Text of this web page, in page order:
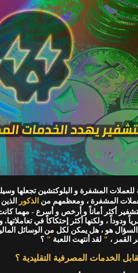
للعملات المشفرة و البلوكتشين تجعلها
المشفرة ، ومعظمهم من الذكور
أكثر أماناً و أرخص و أسرع - مهما
ودوداً ، ولكنها أكثر إحتكاكاً في
هو ، هل يمكن لكل من الوسائل
القمر ، " لقد أنتهت اللعبة " ؟
الخدمات المصرفية التقليدية ؟